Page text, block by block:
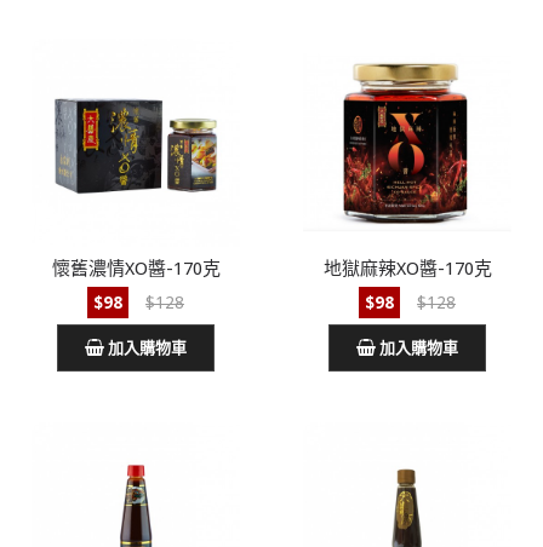
懷舊濃情XO醬-170克
$98 $128
加入購物車
地獄麻辣XO醬-170克
$98 $128
加入購物車